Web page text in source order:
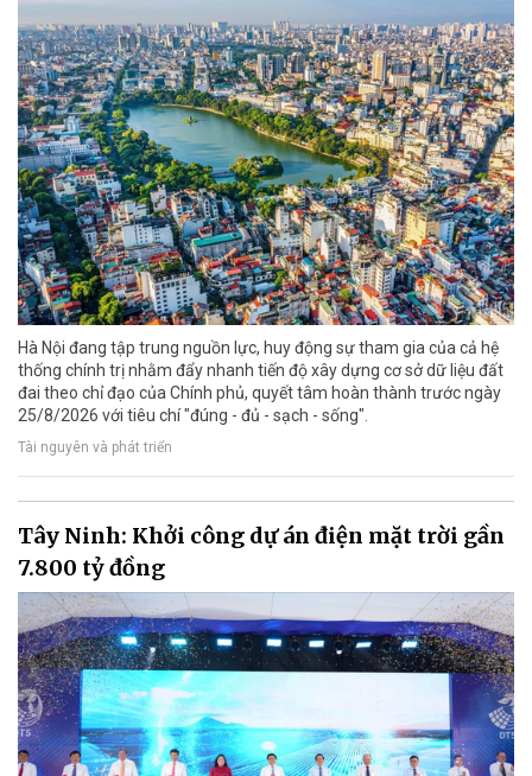
Hà Nội đang tập trung nguồn lực, huy động sự tham gia của cả hệ
thống chính trị nhằm đẩy nhanh tiến độ xây dựng cơ sở dữ liệu đất
đai theo chỉ đạo của Chính phủ, quyết tâm hoàn thành trước ngày
25/8/2026 với tiêu chí "đúng - đủ - sạch - sống".
Tài nguyên và phát triển
Tây Ninh: Khởi công dự án điện mặt trời gần
7.800 tỷ đồng